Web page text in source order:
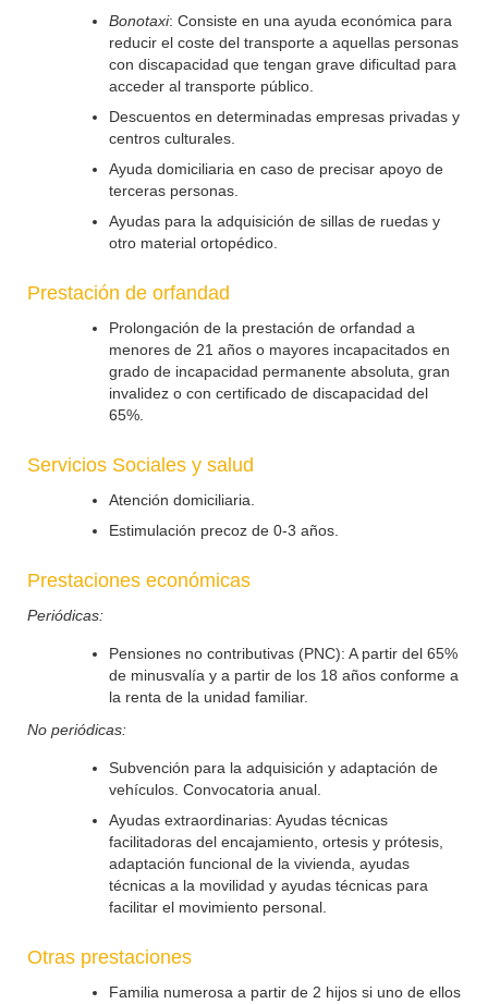
Bonotaxi: Consiste en una ayuda económica para
reducir el coste del transporte a aquellas personas
con discapacidad que tengan grave dificultad para
acceder al transporte público.
Descuentos en determinadas empresas privadas y
centros culturales.
Ayuda domiciliaria en caso de precisar apoyo de
terceras personas.
Ayudas para la adquisición de sillas de ruedas y
otro material ortopédico.
Prestación de orfandad
Prolongación de la prestación de orfandad a
menores de 21 años o mayores incapacitados en
grado de incapacidad permanente absoluta, gran
invalidez o con certificado de discapacidad del
65%.
Servicios Sociales y salud
Atención domiciliaria.
Estimulación precoz de 0-3 años.
Prestaciones económicas
Periódicas:
Pensiones no contributivas (PNC): A partir del 65%
de minusvalía y a partir de los 18 años conforme a
la renta de la unidad familiar.
No periódicas:
Subvención para la adquisición y adaptación de
vehículos. Convocatoria anual.
Ayudas extraordinarias: Ayudas técnicas
facilitadoras del encajamiento, ortesis y prótesis,
adaptación funcional de la vivienda, ayudas
técnicas a la movilidad y ayudas técnicas para
facilitar el movimiento personal.
Otras prestaciones
Familia numerosa a partir de 2 hijos si uno de ellos